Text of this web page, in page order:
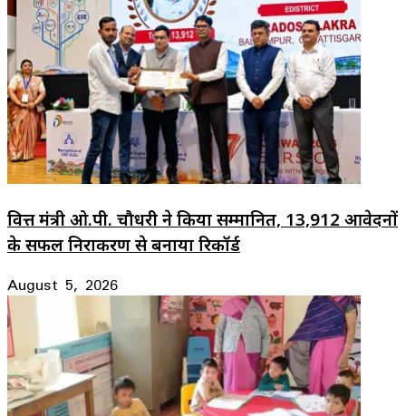
वित्त मंत्री ओ.पी. चौधरी ने किया सम्मानित, 13,912 आवेदनों
के सफल निराकरण से बनाया रिकॉर्ड
August 5, 2026